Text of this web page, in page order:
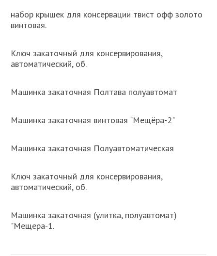
набор крышек для консервации твист офф золото
винтовая.
Ключ закаточный для консервирования,
автоматический, об.
Машинка закаточная Полтава полуавтомат
Машинка закаточная винтовая "Мещёра-2"
Машинка закаточная Полуавтоматическая
Ключ закаточный для консервирования,
автоматический, об.
Машинка закаточная (улитка, полуавтомат)
"Мещера-1.